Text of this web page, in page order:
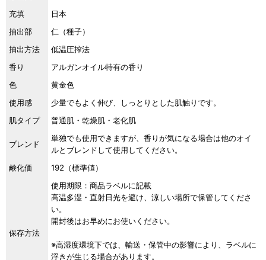
充填
日本
抽出部
仁（種子）
抽出方法
低温圧搾法
香り
アルガンオイル特有の香り
色
黄金色
使用感
少量でもよく伸び、しっとりとした肌触りです。
肌タイプ
普通肌・乾燥肌・老化肌
ブレンド
単独でも使用できますが、香りが気になる場合は他のオイ
ルとブレンドして使用してください。
鹸化価
192（標準値）
保存方法
使用期限：商品ラベルに記載
高温多湿・直射日光を避け、涼しい場所で保管してくださ
い。
開封後はお早めにお使いください。
※高湿度環境下では、輸送・保管中の影響により、ラベルに
浮きが生じる場合があります。